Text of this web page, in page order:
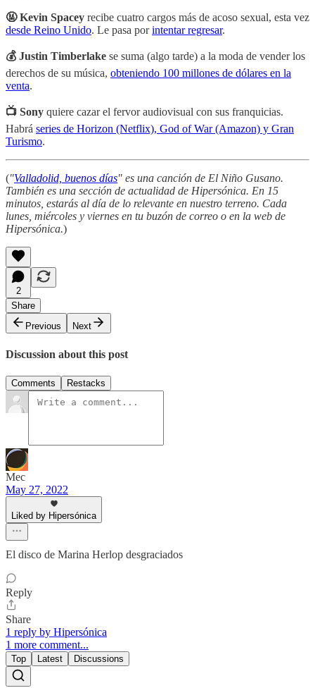
🤬 Kevin Spacey recibe cuatro cargos más de acoso sexual, esta vez
desde Reino Unido. Le pasa porintentar regresar.
💰 Justin Timberlake se suma (algo tarde) a la moda de vender los
derechos de su música, obteniendo 100 millones de dólares en la
venta.
📺 Sony quiere cazar el fervor audiovisual con sus franquicias.
Habrá series de Horizon (Netflix), God of War (Amazon) y Gran
Turismo.
("Valladolid, buenos días" es una canción de El Niño Gusano.
También es una sección de actualidad de Hipersónica. En 15
minutos, estarás al día de lo relevante en nuestro terreno. Cada
lunes, miércoles y viernes en tu buzón de correo o en la web de
Hipersónica.)
2
Share
Previous
Next
Discussion about this post
Comments Restacks
Mec
May 27, 2022
Liked by Hipersónica
El disco de Marina Herlop desgraciados
Reply
Share
1 reply by Hipersónica
1 more comment...
Top Latest Discussions